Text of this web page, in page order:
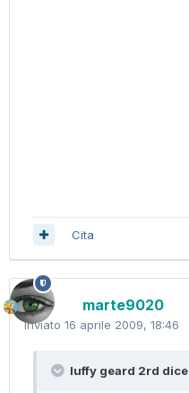
Cita
marte9020
Inviato 16 aprile 2009, 18:46
luffy geard 2rd